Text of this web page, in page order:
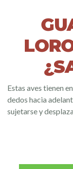
Estas aves tienen
dedos hacia
sujetarse y